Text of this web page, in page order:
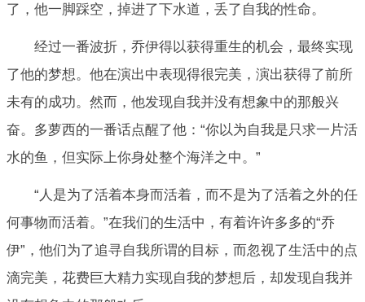
了，他一脚踩空，掉进了下水道，丢了自我的性命。
经过一番波折，乔伊得以获得重生的机会，最终实现
了他的梦想。他在演出中表现得很完美，演出获得了前所
未有的成功。然而，他发现自我并没有想象中的那般兴
奋。多萝西的一番话点醒了他：“你以为自我是只求一片活
水的鱼，但实际上你身处整个海洋之中。”
“人是为了活着本身而活着，而不是为了活着之外的任
何事物而活着。”在我们的生活中，有着许许多多的“乔
伊”，他们为了追寻自我所谓的目标，而忽视了生活中的点
滴完美，花费巨大精力实现自我的梦想后，却发现自我并